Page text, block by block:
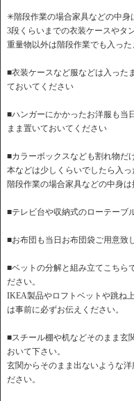
✳︎階段作業の場合家具などの中身
3段くらいまでの衣装ケースやタ
重量物以外は階段作業でも入った
■衣装ケースなど服などは入っ
ておいてください
■ハンガーにかかったお洋服も当
まま置いておいてください
■カラーボックスなども割れ物だ
本などは少しくらいでしたら入
階段作業の場合家具などの中身は
■テレビ台や収納式のローテーブ
■お布団も当日お布団袋ご用意致
■ベットの分解と組み立てこちら
ださい。
IKEA製品やロフトベットや跳ね
は事前に必ずお伝えください。
■スチール棚や机などそのまま玄
おいて下さい。
玄関からそのまま出ないような
ださい。